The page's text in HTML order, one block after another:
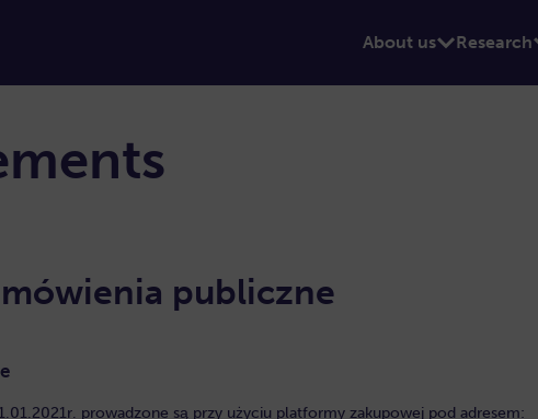
About us Research
publiczne
prowadzone są przy użyciu platformy zakupowej pod adresem: